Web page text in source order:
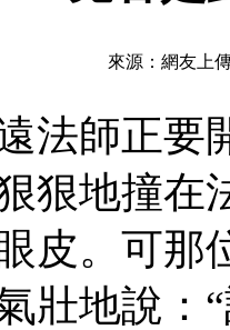
來源：網友上
師正要
狠地撞在
皮。可那
壯地說：